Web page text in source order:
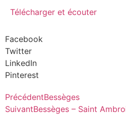
Télécharger et écouter
Facebook
Twitter
LinkedIn
Pinterest
PrécédentBessèges
SuivantBessèges – Saint